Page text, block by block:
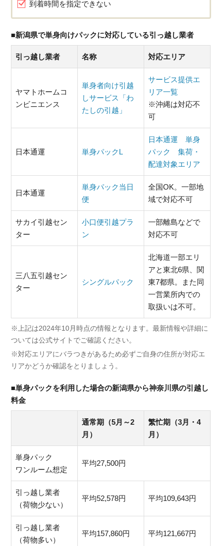
到着時間を指定できない
■新潟県で単身向けパックに対応している引っ越し業者
引っ越し業者 名称 対応エリア
ヤマトホームコ
ンビニエンス
単身者向け引越
しサービス「わ
たしの引越」
サービス提供エ
リア一覧
※沖縄は対応不
可
日本通運 単身パックL
日本通運 単身
パック 集荷・
配達対象エリア
日本通運
単身パック当日
便
全国OK。一部地
域で対応不可
サカイ引越セン
ター
小口便引越プラ
ン
一部離島などで
対応不可
三八五引越セン
ター
シングルパック
北海道一部エリ
アと東北6県、関
東7都県。また同
一営業所内での
取扱いは不可。
※上記は2024年10月時点の情報となります。最新情報や詳細に
ついては公式サイトでご確認ください。
※対応エリアにバラつきがあるため必ずご自身の住所が対応エ
リアかどうか確認をとりましょう。
■単身パックを利用した場合の新潟県から神奈川県の引越し
料金
通常期（5月～2
月）
繁忙期（3月・4
月）
単身パック
ワンルーム想定
平均27,500円
引っ越し業者
（荷物少ない）
平均52,578円 平均109,643円
引っ越し業者
（荷物多い）
平均157,860円 平均121,667円